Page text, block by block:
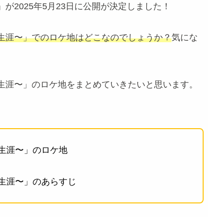
2025年5月23日に公開が決定しました！
〜」でのロケ地はどこなのでしょうか？気にな
〜」のロケ地をまとめていきたいと思います。
涯〜」のロケ地
涯〜」のあらすじ